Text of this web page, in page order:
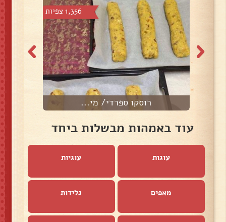
1,356 צפיות
רוסקו ספרדי/ מי...
עוד באמהות מבשלות ביחד
עוגות עוגיות
מאפים גלידות